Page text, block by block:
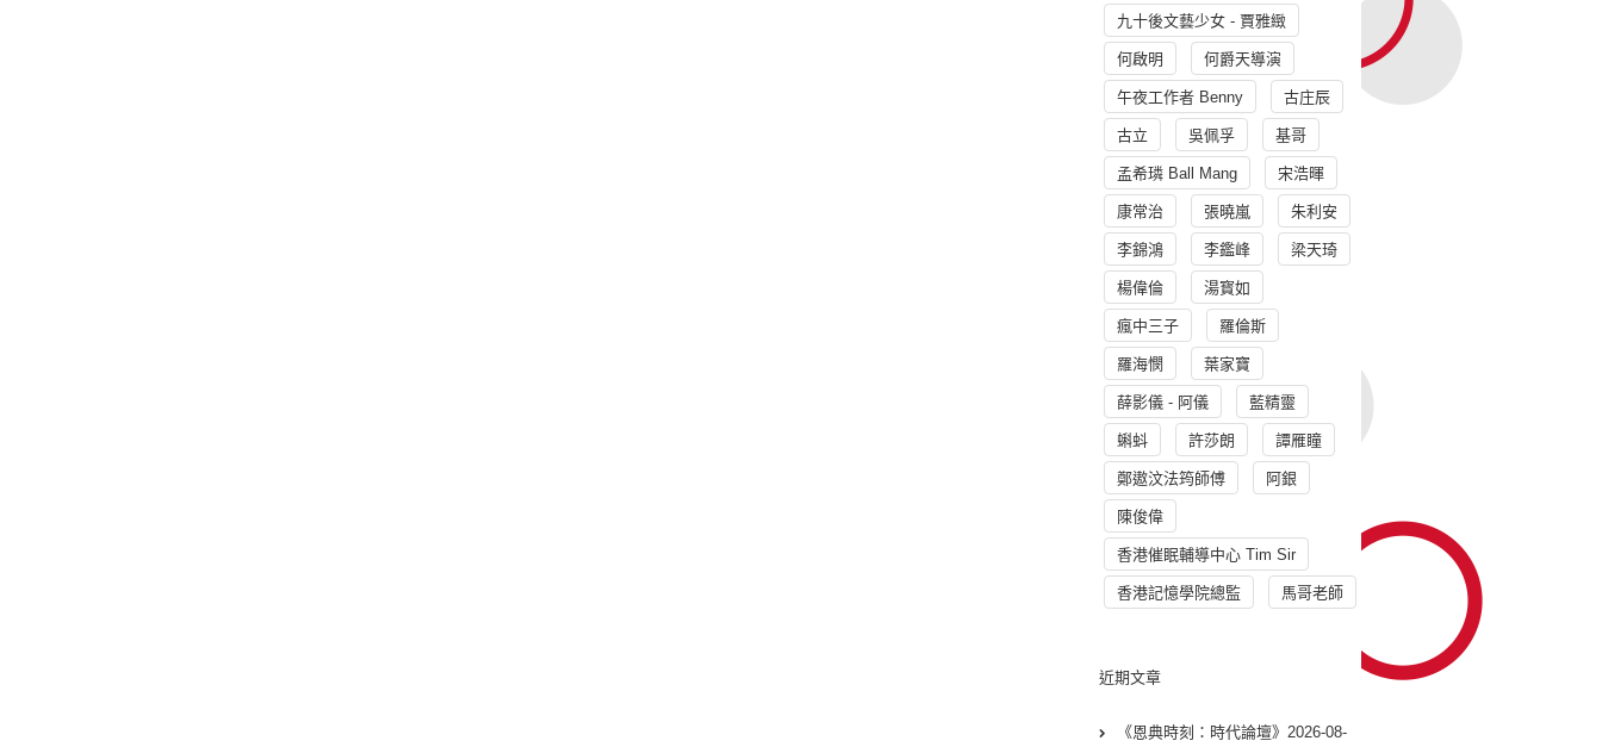
九十後文藝少女 - 賈雅緻
何啟明 何爵天導演
午夜工作者 Benny 古庄辰
古立 吳佩孚 基哥
孟希璘 Ball Mang 宋浩暉
康常治 張曉嵐 朱利安
李錦鴻 李鑑峰 梁天琦
楊偉倫 湯寳如
瘋中三子 羅倫斯
羅海憫 葉家寶
薛影儀 - 阿儀 藍精靈
蝌蚪 許莎朗 譚雁瞳
鄭遨汶法筠師傅 阿銀
陳俊偉
香港催眠輔導中心 Tim Sir
香港記憶學院總監 馬哥老師
近期文章
《恩典時刻：時代論壇》2026-08-